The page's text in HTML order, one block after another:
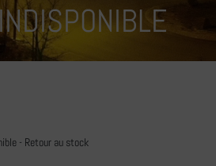
- Retour au stock